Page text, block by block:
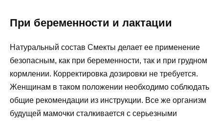
При беременности и лактации
Натуральный состав Смекты делает ее применение
безопасным, как при беременности, так и при грудном
кормлении. Корректировка дозировки не требуется.
Женщинам в таком положении необходимо соблюдать
общие рекомендации из инструкции. Все же организм
будущей мамочки сталкивается с серьезными